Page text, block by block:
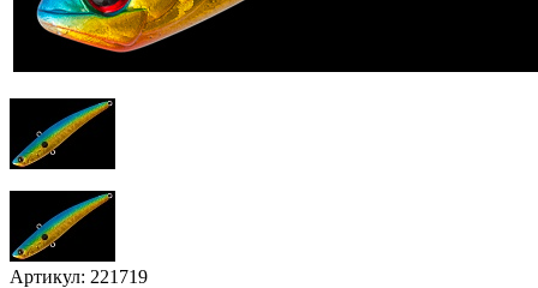
Артикул: 221719